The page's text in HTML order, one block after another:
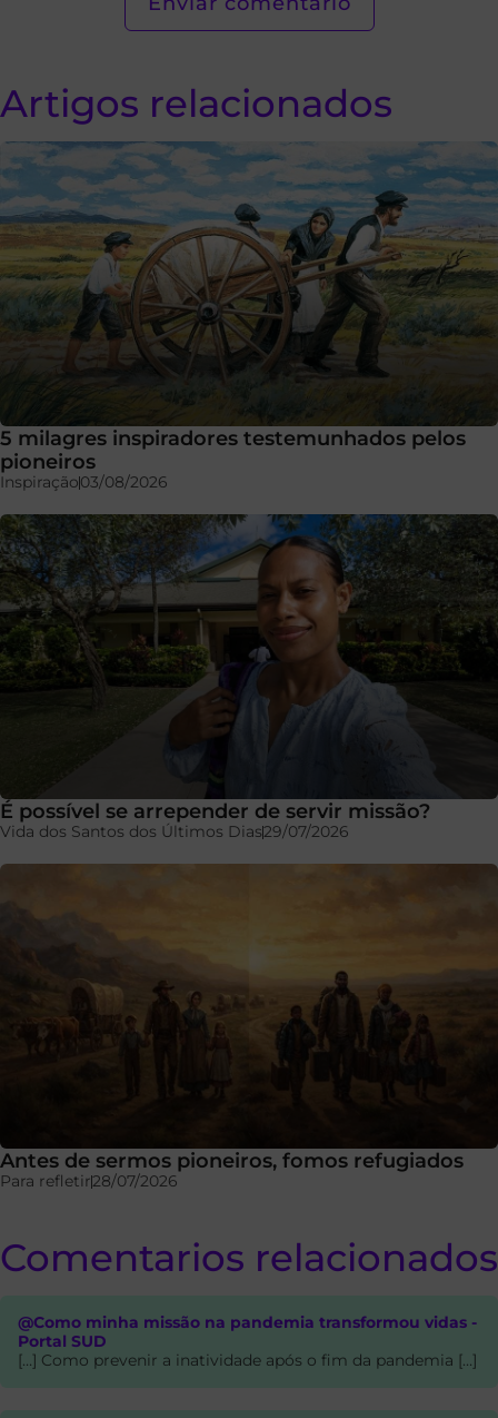
Artigos relacionados
5 milagres inspiradores testemunhados pelos
pioneiros
Inspiração03/08/2026
É possível se arrepender de servir missão?
Vida dos Santos dos Últimos Dias29/07/2026
Antes de sermos pioneiros, fomos refugiados
Para refletir28/07/2026
Comentarios relacionados
@Como minha missão na pandemia transformou vidas -
Portal SUD
[…] Como prevenir a inatividade após o fim da pandemia […]